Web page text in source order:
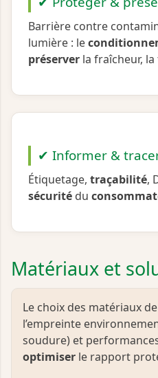
Barrière contre
lumière : le
préserver la fraîcheur,
✔ Informer &
Étiquetage, traçabilité,
sécurité du
Matériaux et
Le choix des matériaux de
l’empreinte
soudure) et
optimiser le rapport